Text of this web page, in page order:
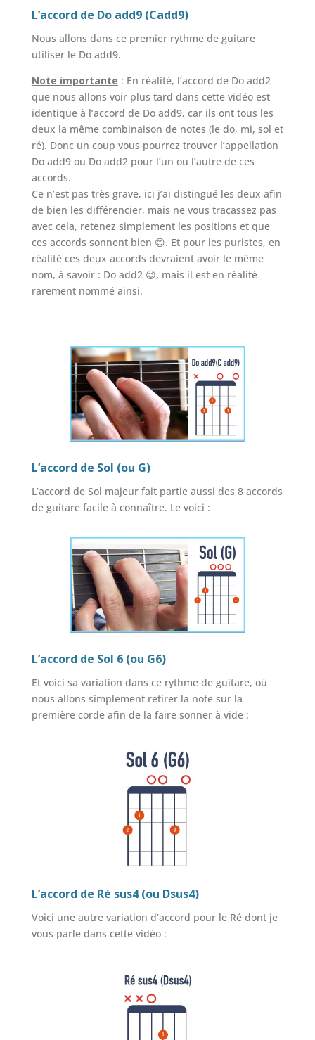
L’accord de Do add9 (Cadd9)
Nous allons dans ce premier rythme de guitare
utiliser le Do add9.
Note importante : En réalité, l’accord de Do add2
que nous allons voir plus tard dans cette vidéo est
identique à l’accord de Do add9, car ils ont tous les
deux la même combinaison de notes (le do, mi, sol et
ré). Donc un coup vous pourrez trouver l’appellation
Do add9 ou Do add2 pour l’un ou l’autre de ces
accords.
Ce n’est pas très grave, ici j’ai distingué les deux afin
de bien les différencier, mais ne vous tracassez pas
avec cela, retenez simplement les positions et que
ces accords sonnent bien 😊. Et pour les puristes, en
réalité ces deux accords devraient avoir le même
nom, à savoir : Do add2 😉, mais il est en réalité
rarement nommé ainsi.
L’accord de Sol (ou G)
L’accord de Sol majeur fait partie aussi des 8 accords
de guitare facile à connaître. Le voici :
L’accord de Sol 6 (ou G6)
Et voici sa variation dans ce rythme de guitare, où
nous allons simplement retirer la note sur la
première corde afin de la faire sonner à vide :
L’accord de Ré sus4 (ou Dsus4)
Voici une autre variation d’accord pour le Ré dont je
vous parle dans cette vidéo :